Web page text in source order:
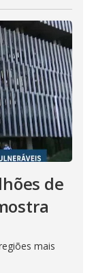
de
mais